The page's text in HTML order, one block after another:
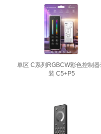
单区 C系列RGBCW彩色控制器
装 C5+P5